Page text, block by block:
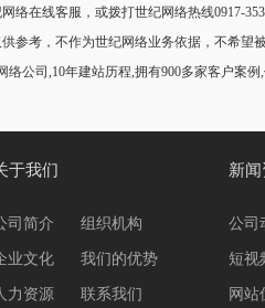
络在线客服，或拨打世纪网络热线0917-
考，不作为世纪网络业务依据，不希望被
公司,10年建站历程,拥有900多家客户案例
于我们
司简介 组织机构
业文化 我们的优势
力资源 联系我们
新
公司
短视
网站